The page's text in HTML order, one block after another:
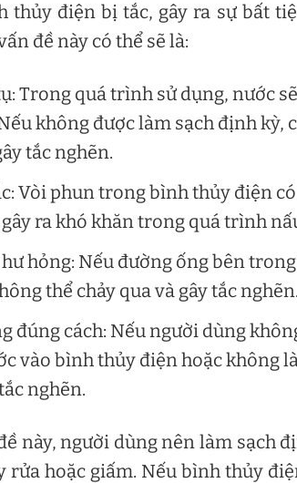
thủy điện bị tắc, gây ra sự bất
đề này có thể sẽ là:
Trong quá trình sử dụng, nước
không được làm sạch định kỳ,
tắc nghẽn.
Vòi phun trong bình thủy điện
ra khó khăn trong quá trình
hỏng: Nếu đường ống bên
thể chảy qua và gây tắc nghẽn.
đúng cách: Nếu người dùng
vào bình thủy điện hoặc không
nghẽn.
này, người dùng nên làm sạch
rửa hoặc giấm. Nếu bình thủy